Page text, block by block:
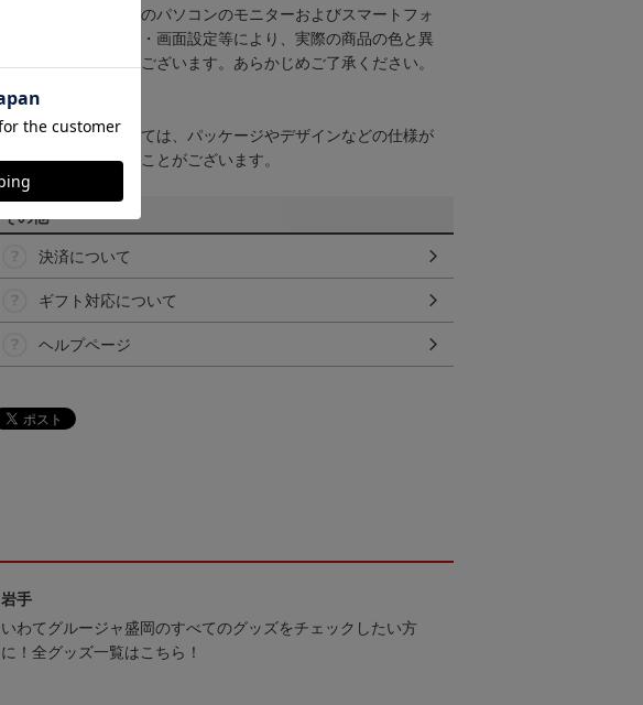
商品画像は、お使いのパソコンのモニターおよびスマートフォ
ンのメーカー・機種・画面設定等により、実際の商品の色と異
なって見える場合がございます。あらかじめご了承ください。
【仕様について】
取り扱い商品によっては、パッケージやデザインなどの仕様が
予告なく変更になることがございます。
その他
決済について
ギフト対応について
ヘルプページ
岩手
いわてグルージャ盛岡のすべてのグッズをチェックしたい方
に！全グッズ一覧はこちら！